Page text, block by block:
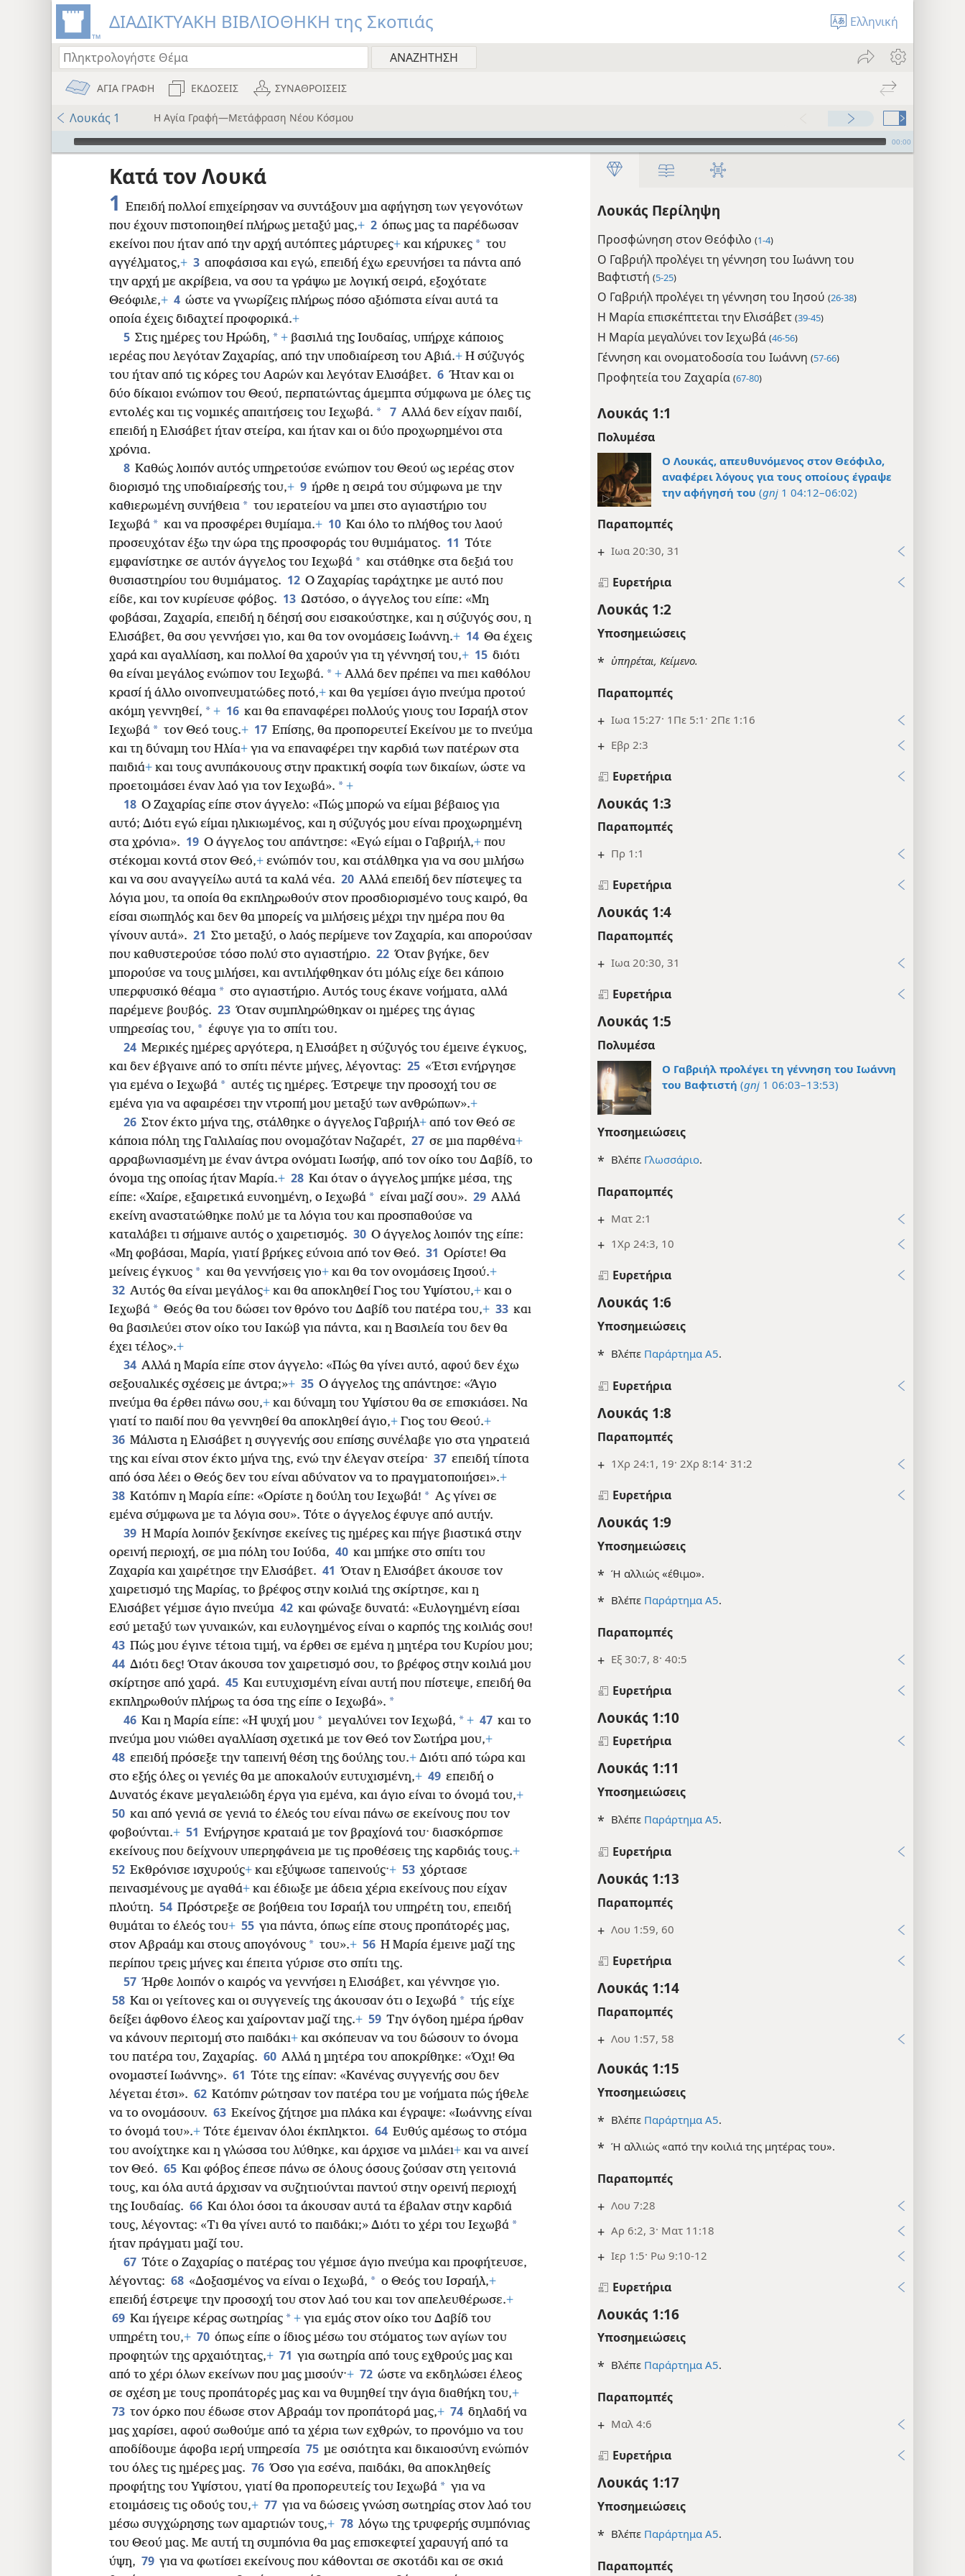
ΔΙΑΔΙΚΤΥΑΚΗ ΒΙΒΛΙΟΘΗΚΗ της Σκοπιάς Ελληνική
ΑΓΙΑ ΓΡΑΦΗ ΕΚΔΟΣΕΙΣ ΣΥΝΑΘΡΟΙΣΕΙΣ
Λουκάς 1 Η Αγία Γραφή—Μετάφραση Νέου Κόσμου
Audio Player 00:00
Λουκάς Περίληψη
Προσφώνηση στον Θεόφιλο (1-4)
Ο Γαβριήλ προλέγει τη γέννηση του Ιωάννη του
Βαφτιστή (5-25)
Ο Γαβριήλ προλέγει τη γέννηση του Ιησού (26-38)
Η Μαρία επισκέπτεται την Ελισάβετ (39-45)
Η Μαρία μεγαλύνει τον Ιεχωβά (46-56)
Γέννηση και ονοματοδοσία του Ιωάννη (57-66)
Προφητεία του Ζαχαρία (67-80)
Λουκάς 1:1
Πολυμέσα
Ο Λουκάς, απευθυνόμενος στον Θεόφιλο,
αναφέρει λόγους για τους οποίους έγραψε
την αφήγησή του (gnj 1 04:12–06:02)
Παραπομπές
+ Ιωα 20:30, 31
Ευρετήρια
Λουκάς 1:2
Υποσημειώσεις
* ὑπηρέται, Κείμενο.
Παραπομπές
+ Ιωα 15:27· 1Πε 5:1· 2Πε 1:16
+ Εβρ 2:3
Ευρετήρια
Λουκάς 1:3
Παραπομπές
+ Πρ 1:1
Ευρετήρια
Λουκάς 1:4
Παραπομπές
+ Ιωα 20:30, 31
Ευρετήρια
Λουκάς 1:5
Πολυμέσα
Ο Γαβριήλ προλέγει τη γέννηση του Ιωάννη
του Βαφτιστή (gnj 1 06:03–13:53)
Υποσημειώσεις
* Βλέπε Γλωσσάριο.
Παραπομπές
+ Ματ 2:1
+ 1Χρ 24:3, 10
Ευρετήρια
Λουκάς 1:6
Υποσημειώσεις
* Βλέπε Παράρτημα Α5.
Ευρετήρια
Λουκάς 1:8
Παραπομπές
+ 1Χρ 24:1, 19· 2Χρ 8:14· 31:2
Ευρετήρια
Λουκάς 1:9
Υποσημειώσεις
* Ή αλλιώς «έθιμο».
* Βλέπε Παράρτημα Α5.
Παραπομπές
+ Εξ 30:7, 8· 40:5
Ευρετήρια
Λουκάς 1:10
Ευρετήρια
Λουκάς 1:11
Υποσημειώσεις
* Βλέπε Παράρτημα Α5.
Ευρετήρια
Λουκάς 1:13
Παραπομπές
+ Λου 1:59, 60
Ευρετήρια
Λουκάς 1:14
Παραπομπές
+ Λου 1:57, 58
Λουκάς 1:15
Υποσημειώσεις
* Βλέπε Παράρτημα Α5.
* Ή αλλιώς «από την κοιλιά της μητέρας του».
Παραπομπές
+ Λου 7:28
+ Αρ 6:2, 3· Ματ 11:18
+ Ιερ 1:5· Ρω 9:10-12
Ευρετήρια
Λουκάς 1:16
Υποσημειώσεις
* Βλέπε Παράρτημα Α5.
Παραπομπές
+ Μαλ 4:6
Ευρετήρια
Λουκάς 1:17
Υποσημειώσεις
* Βλέπε Παράρτημα Α5.
Παραπομπές
Κατά τον Λουκά
1 Επειδή πολλοί επιχείρησαν να συντάξουν μια αφήγηση των γεγονότων
που έχουν πιστοποιηθεί πλήρως μεταξύ μας,+ 2 όπως μας τα παρέδωσαν
εκείνοι που ήταν από την αρχή αυτόπτες μάρτυρες+ και κήρυκες * του
αγγέλματος,+ 3 αποφάσισα και εγώ, επειδή έχω ερευνήσει τα πάντα από
την αρχή με ακρίβεια, να σου τα γράψω με λογική σειρά, εξοχότατε
Θεόφιλε,+ 4 ώστε να γνωρίζεις πλήρως πόσο αξιόπιστα είναι αυτά τα
οποία έχεις διδαχτεί προφορικά.+
5 Στις ημέρες του Ηρώδη, * + βασιλιά της Ιουδαίας, υπήρχε κάποιος
ιερέας που λεγόταν Ζαχαρίας, από την υποδιαίρεση του Αβιά.+ Η σύζυγός
του ήταν από τις κόρες του Ααρών και λεγόταν Ελισάβετ. 6 Ήταν και οι
δύο δίκαιοι ενώπιον του Θεού, περπατώντας άμεμπτα σύμφωνα με όλες τις
εντολές και τις νομικές απαιτήσεις του Ιεχωβά. * 7 Αλλά δεν είχαν παιδί,
επειδή η Ελισάβετ ήταν στείρα, και ήταν και οι δύο προχωρημένοι στα
χρόνια.
8 Καθώς λοιπόν αυτός υπηρετούσε ενώπιον του Θεού ως ιερέας στον
διορισμό της υποδιαίρεσής του,+ 9 ήρθε η σειρά του σύμφωνα με την
καθιερωμένη συνήθεια * του ιερατείου να μπει στο αγιαστήριο του
Ιεχωβά * και να προσφέρει θυμίαμα.+ 10 Και όλο το πλήθος του λαού
προσευχόταν έξω την ώρα της προσφοράς του θυμιάματος. 11 Τότε
εμφανίστηκε σε αυτόν άγγελος του Ιεχωβά * και στάθηκε στα δεξιά του
θυσιαστηρίου του θυμιάματος. 12 Ο Ζαχαρίας ταράχτηκε με αυτό που
είδε, και τον κυρίευσε φόβος. 13 Ωστόσο, ο άγγελος του είπε: «Μη
φοβάσαι, Ζαχαρία, επειδή η δέησή σου εισακούστηκε, και η σύζυγός σου, η
Ελισάβετ, θα σου γεννήσει γιο, και θα τον ονομάσεις Ιωάννη.+ 14 Θα έχεις
χαρά και αγαλλίαση, και πολλοί θα χαρούν για τη γέννησή του,+ 15 διότι
θα είναι μεγάλος ενώπιον του Ιεχωβά. * + Αλλά δεν πρέπει να πιει καθόλου
κρασί ή άλλο οινοπνευματώδες ποτό,+ και θα γεμίσει άγιο πνεύμα προτού
ακόμη γεννηθεί, * + 16 και θα επαναφέρει πολλούς γιους του Ισραήλ στον
Ιεχωβά * τον Θεό τους.+ 17 Επίσης, θα προπορευτεί Εκείνου με το πνεύμα
και τη δύναμη του Ηλία+ για να επαναφέρει την καρδιά των πατέρων στα
παιδιά+ και τους ανυπάκουους στην πρακτική σοφία των δικαίων, ώστε να
προετοιμάσει έναν λαό για τον Ιεχωβά». * +
18 Ο Ζαχαρίας είπε στον άγγελο: «Πώς μπορώ να είμαι βέβαιος για
αυτό; Διότι εγώ είμαι ηλικιωμένος, και η σύζυγός μου είναι προχωρημένη
στα χρόνια». 19 Ο άγγελος του απάντησε: «Εγώ είμαι ο Γαβριήλ,+ που
στέκομαι κοντά στον Θεό,+ ενώπιόν του, και στάλθηκα για να σου μιλήσω
και να σου αναγγείλω αυτά τα καλά νέα. 20 Αλλά επειδή δεν πίστεψες τα
λόγια μου, τα οποία θα εκπληρωθούν στον προσδιορισμένο τους καιρό, θα
είσαι σιωπηλός και δεν θα μπορείς να μιλήσεις μέχρι την ημέρα που θα
γίνουν αυτά». 21 Στο μεταξύ, ο λαός περίμενε τον Ζαχαρία, και απορούσαν
που καθυστερούσε τόσο πολύ στο αγιαστήριο. 22 Όταν βγήκε, δεν
μπορούσε να τους μιλήσει, και αντιλήφθηκαν ότι μόλις είχε δει κάποιο
υπερφυσικό θέαμα * στο αγιαστήριο. Αυτός τους έκανε νοήματα, αλλά
παρέμενε βουβός. 23 Όταν συμπληρώθηκαν οι ημέρες της άγιας
υπηρεσίας του, * έφυγε για το σπίτι του.
24 Μερικές ημέρες αργότερα, η Ελισάβετ η σύζυγός του έμεινε έγκυος,
και δεν έβγαινε από το σπίτι πέντε μήνες, λέγοντας: 25 «Έτσι ενήργησε
για εμένα ο Ιεχωβά * αυτές τις ημέρες. Έστρεψε την προσοχή του σε
εμένα για να αφαιρέσει την ντροπή μου μεταξύ των ανθρώπων».+
26 Στον έκτο μήνα της, στάλθηκε ο άγγελος Γαβριήλ+ από τον Θεό σε
κάποια πόλη της Γαλιλαίας που ονομαζόταν Ναζαρέτ, 27 σε μια παρθένα+
αρραβωνιασμένη με έναν άντρα ονόματι Ιωσήφ, από τον οίκο του Δαβίδ, το
όνομα της οποίας ήταν Μαρία.+ 28 Και όταν ο άγγελος μπήκε μέσα, της
είπε: «Χαίρε, εξαιρετικά ευνοημένη, ο Ιεχωβά * είναι μαζί σου». 29 Αλλά
εκείνη αναστατώθηκε πολύ με τα λόγια του και προσπαθούσε να
καταλάβει τι σήμαινε αυτός ο χαιρετισμός. 30 Ο άγγελος λοιπόν της είπε:
«Μη φοβάσαι, Μαρία, γιατί βρήκες εύνοια από τον Θεό. 31 Ορίστε! Θα
μείνεις έγκυος * και θα γεννήσεις γιο+ και θα τον ονομάσεις Ιησού.+
32 Αυτός θα είναι μεγάλος+ και θα αποκληθεί Γιος του Υψίστου,+ και ο
Ιεχωβά * Θεός θα του δώσει τον θρόνο του Δαβίδ του πατέρα του,+ 33 και
θα βασιλεύει στον οίκο του Ιακώβ για πάντα, και η Βασιλεία του δεν θα
έχει τέλος».+
34 Αλλά η Μαρία είπε στον άγγελο: «Πώς θα γίνει αυτό, αφού δεν έχω
σεξουαλικές σχέσεις με άντρα;»+ 35 Ο άγγελος της απάντησε: «Άγιο
πνεύμα θα έρθει πάνω σου,+ και δύναμη του Υψίστου θα σε επισκιάσει. Να
γιατί το παιδί που θα γεννηθεί θα αποκληθεί άγιο,+ Γιος του Θεού.+
36 Μάλιστα η Ελισάβετ η συγγενής σου επίσης συνέλαβε γιο στα γηρατειά
της και είναι στον έκτο μήνα της, ενώ την έλεγαν στείρα· 37 επειδή τίποτα
από όσα λέει ο Θεός δεν του είναι αδύνατον να το πραγματοποιήσει».+
38 Κατόπιν η Μαρία είπε: «Ορίστε η δούλη του Ιεχωβά! * Ας γίνει σε
εμένα σύμφωνα με τα λόγια σου». Τότε ο άγγελος έφυγε από αυτήν.
39 Η Μαρία λοιπόν ξεκίνησε εκείνες τις ημέρες και πήγε βιαστικά στην
ορεινή περιοχή, σε μια πόλη του Ιούδα, 40 και μπήκε στο σπίτι του
Ζαχαρία και χαιρέτησε την Ελισάβετ. 41 Όταν η Ελισάβετ άκουσε τον
χαιρετισμό της Μαρίας, το βρέφος στην κοιλιά της σκίρτησε, και η
Ελισάβετ γέμισε άγιο πνεύμα 42 και φώναξε δυνατά: «Ευλογημένη είσαι
εσύ μεταξύ των γυναικών, και ευλογημένος είναι ο καρπός της κοιλιάς σου!
43 Πώς μου έγινε τέτοια τιμή, να έρθει σε εμένα η μητέρα του Κυρίου μου;
44 Διότι δες! Όταν άκουσα τον χαιρετισμό σου, το βρέφος στην κοιλιά μου
σκίρτησε από χαρά. 45 Και ευτυχισμένη είναι αυτή που πίστεψε, επειδή θα
εκπληρωθούν πλήρως τα όσα της είπε ο Ιεχωβά». *
46 Και η Μαρία είπε: «Η ψυχή μου * μεγαλύνει τον Ιεχωβά, * + 47 και το
πνεύμα μου νιώθει αγαλλίαση σχετικά με τον Θεό τον Σωτήρα μου,+
48 επειδή πρόσεξε την ταπεινή θέση της δούλης του.+ Διότι από τώρα και
στο εξής όλες οι γενιές θα με αποκαλούν ευτυχισμένη,+ 49 επειδή ο
Δυνατός έκανε μεγαλειώδη έργα για εμένα, και άγιο είναι το όνομά του,+
50 και από γενιά σε γενιά το έλεός του είναι πάνω σε εκείνους που τον
φοβούνται.+ 51 Ενήργησε κραταιά με τον βραχίονά του· διασκόρπισε
εκείνους που δείχνουν υπερηφάνεια με τις προθέσεις της καρδιάς τους.+
52 Εκθρόνισε ισχυρούς+ και εξύψωσε ταπεινούς·+ 53 χόρτασε
πεινασμένους με αγαθά+ και έδιωξε με άδεια χέρια εκείνους που είχαν
πλούτη. 54 Πρόστρεξε σε βοήθεια του Ισραήλ του υπηρέτη του, επειδή
θυμάται το έλεός του+ 55 για πάντα, όπως είπε στους προπάτορές μας,
στον Αβραάμ και στους απογόνους * του».+ 56 Η Μαρία έμεινε μαζί της
περίπου τρεις μήνες και έπειτα γύρισε στο σπίτι της.
57 Ήρθε λοιπόν ο καιρός να γεννήσει η Ελισάβετ, και γέννησε γιο.
58 Και οι γείτονες και οι συγγενείς της άκουσαν ότι ο Ιεχωβά * τής είχε
δείξει άφθονο έλεος και χαίρονταν μαζί της.+ 59 Την όγδοη ημέρα ήρθαν
να κάνουν περιτομή στο παιδάκι+ και σκόπευαν να του δώσουν το όνομα
του πατέρα του, Ζαχαρίας. 60 Αλλά η μητέρα του αποκρίθηκε: «Όχι! Θα
ονομαστεί Ιωάννης». 61 Τότε της είπαν: «Κανένας συγγενής σου δεν
λέγεται έτσι». 62 Κατόπιν ρώτησαν τον πατέρα του με νοήματα πώς ήθελε
να το ονομάσουν. 63 Εκείνος ζήτησε μια πλάκα και έγραψε: «Ιωάννης είναι
το όνομά του».+ Τότε έμειναν όλοι έκπληκτοι. 64 Ευθύς αμέσως το στόμα
του ανοίχτηκε και η γλώσσα του λύθηκε, και άρχισε να μιλάει+ και να αινεί
τον Θεό. 65 Και φόβος έπεσε πάνω σε όλους όσους ζούσαν στη γειτονιά
τους, και όλα αυτά άρχισαν να συζητιούνται παντού στην ορεινή περιοχή
της Ιουδαίας. 66 Και όλοι όσοι τα άκουσαν αυτά τα έβαλαν στην καρδιά
τους, λέγοντας: «Τι θα γίνει αυτό το παιδάκι;» Διότι το χέρι του Ιεχωβά *
ήταν πράγματι μαζί του.
67 Τότε ο Ζαχαρίας ο πατέρας του γέμισε άγιο πνεύμα και προφήτευσε,
λέγοντας: 68 «Δοξασμένος να είναι ο Ιεχωβά, * ο Θεός του Ισραήλ,+
επειδή έστρεψε την προσοχή του στον λαό του και τον απελευθέρωσε.+
69 Και ήγειρε κέρας σωτηρίας * + για εμάς στον οίκο του Δαβίδ του
υπηρέτη του,+ 70 όπως είπε ο ίδιος μέσω του στόματος των αγίων του
προφητών της αρχαιότητας,+ 71 για σωτηρία από τους εχθρούς μας και
από το χέρι όλων εκείνων που μας μισούν·+ 72 ώστε να εκδηλώσει έλεος
σε σχέση με τους προπάτορές μας και να θυμηθεί την άγια διαθήκη του,+
73 τον όρκο που έδωσε στον Αβραάμ τον προπάτορά μας,+ 74 δηλαδή να
μας χαρίσει, αφού σωθούμε από τα χέρια των εχθρών, το προνόμιο να του
αποδίδουμε άφοβα ιερή υπηρεσία 75 με οσιότητα και δικαιοσύνη ενώπιόν
του όλες τις ημέρες μας. 76 Όσο για εσένα, παιδάκι, θα αποκληθείς
προφήτης του Υψίστου, γιατί θα προπορευτείς του Ιεχωβά * για να
ετοιμάσεις τις οδούς του,+ 77 για να δώσεις γνώση σωτηρίας στον λαό του
μέσω συγχώρησης των αμαρτιών τους,+ 78 λόγω της τρυφερής συμπόνιας
του Θεού μας. Με αυτή τη συμπόνια θα μας επισκεφτεί χαραυγή από τα
ύψη, 79 για να φωτίσει εκείνους που κάθονται σε σκοτάδι και σε σκιά